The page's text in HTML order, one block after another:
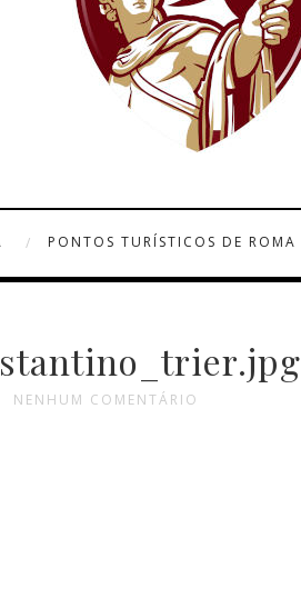
PONTOS TURÍSTICOS DE ROMA
NENHUM COMENTÁRIO